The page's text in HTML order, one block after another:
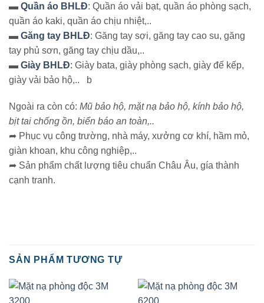
▬ Quần áo BHLĐ: Quần áo vải bạt, quần áo phòng sạch,
quần áo kaki, quần áo chịu nhiệt,..
▬ Găng tay BHLĐ: Găng tay sợi, găng tay cao su, găng
tay phủ sơn, găng tay chịu dầu,..
▬ Giày BHLĐ: Giày bata, giày phòng sạch, giày đế kếp,
giày vải bảo hộ,.. b
Ngoài ra còn có: Mũ bảo hộ, mặt nạ bảo hộ, kính bảo hộ,
bịt tai chống ồn, biển báo an toàn,..
➦ Phục vụ công trường, nhà máy, xưởng cơ khí, hầm mỏ,
giàn khoan, khu công nghiệp,..
➦ Sản phẩm chất lượng tiêu chuẩn Châu Âu, gía thành
cạnh tranh.
SẢN PHẨM TƯƠNG TỰ